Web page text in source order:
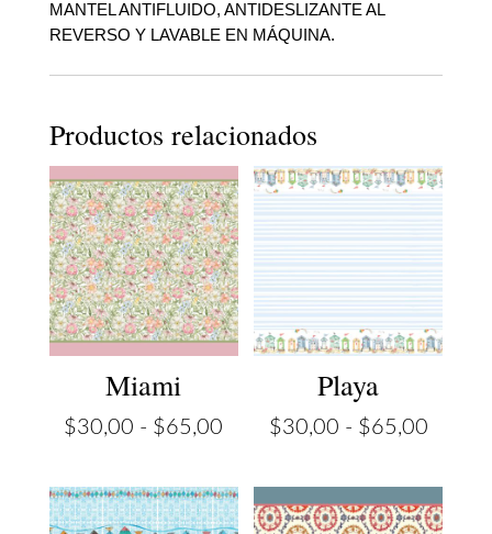
MANTEL ANTIFLUIDO, ANTIDESLIZANTE AL
REVERSO Y LAVABLE EN MÁQUINA.
Productos relacionados
Miami
$30,00 - $65,00 Rango
precios:
desde
Playa
$30,00 - $65,00Rango
desde